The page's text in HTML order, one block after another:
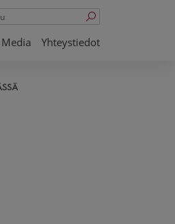
Media Yhteystiedot